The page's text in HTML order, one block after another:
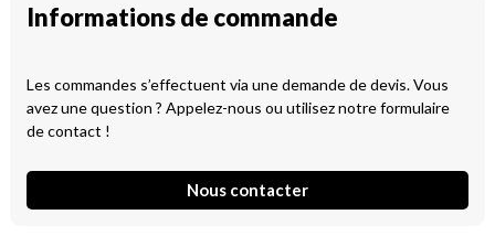
Informations de commande
Les commandes s’effectuent via une demande de devis. Vous
avez une question ? Appelez-nous ou utilisez notre formulaire
de contact !
Nous contacter